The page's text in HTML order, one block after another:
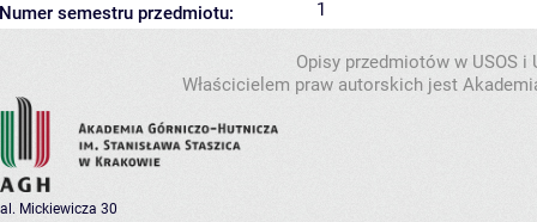
Numer semestru przedmiotu: 1
Opisy przedmiotów w USOS
Właścicielem praw autorskich jest
al. Mickiewicza 30